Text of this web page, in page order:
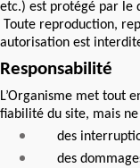
etc.) est protégé par le
Toute reproduction,
autorisation est
Responsabilité
L’Organisme met tout
fiabilité du site, mais
des
des